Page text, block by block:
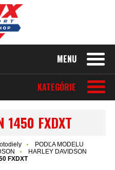
MENU
KATEGÓRIE
1450 FXDXT
PODĽA MODELU
HARLEY DAVIDSON
FXDXT